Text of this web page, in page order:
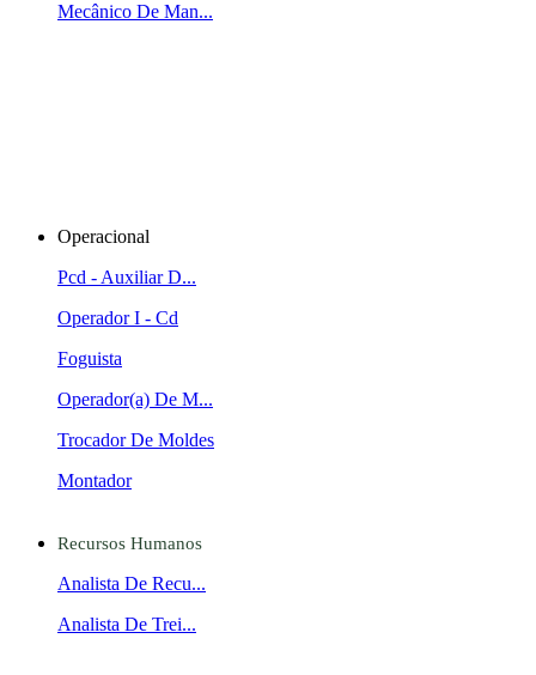
Mecânico De Man...
Operacional
Pcd - Auxiliar D...
Operador I - Cd
Foguista
Operador(a) De M...
Trocador De Moldes
Montador
Recursos Humanos
Analista De Recu...
Analista De Trei...